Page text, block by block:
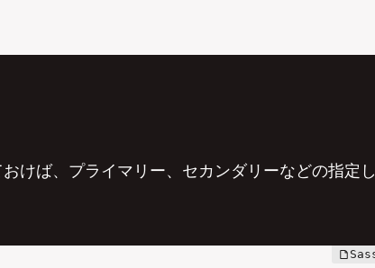
けば、プライマリー、セカンダリーなどの指定し